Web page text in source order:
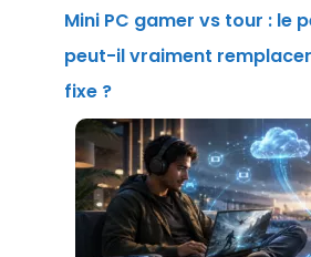
Mini PC gamer vs tour : le
peut-il vraiment
fixe ?